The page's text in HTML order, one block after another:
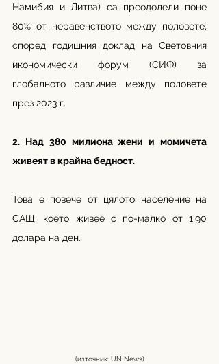
Намибия и Литва) са преодолели поне
80% от неравенството между половете,
според годишния доклад на Световния
икономически форум (СИФ) за
глобалното различие между половете
през 2023 г.
2. Над 380 милиона жени и момичета
живеят в крайна бедност.
Това е повече от цялото население на
САЩ, което живее с по-малко от 1,90
долара на ден.
(източник: UN News)